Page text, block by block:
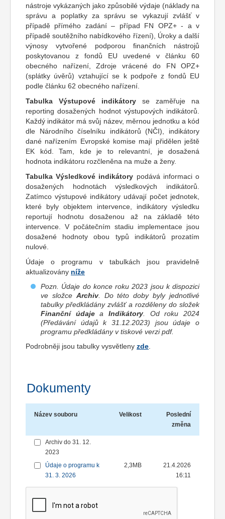
nástroje vykázaných jako způsobilé výdaje (náklady na
správu a poplatky za správu se vykazují zvlášť v
případě přímého zadání – případ FN OPZ+ - a v
případě soutěžního nabídkového řízení), Úroky a další
výnosy vytvořené podporou finančních nástrojů
poskytovanou z fondů EU uvedené v článku 60
obecného nařízení, Zdroje vrácené do FN OPZ+
(splátky úvěrů) vztahující se k podpoře z fondů EU
podle článku 62 obecného nařízení.
Tabulka Výstupové indikátory se zaměřuje na
reporting dosažených hodnot výstupových indikátorů.
Každý indikátor má svůj název, měrnou jednotku a kód
dle Národního číselníku indikátorů (NČI), indikátory
dané nařízením Evropské komise mají přidělen ještě
EK kód. Tam, kde je to relevantní, je dosažená
hodnota indikátoru rozčleněna na muže a ženy.
Tabulka Výsledkové indikátory podává informaci o
dosažených hodnotách výsledkových indikátorů.
Zatímco výstupové indikátory udávají počet jednotek,
které byly objektem intervence, indikátory výsledku
reportují hodnotu dosaženou až na základě této
intervence. V počátečním stadiu implementace jsou
dosažené hodnoty obou typů indikátorů prozatím
nulové.
Údaje o programu v tabulkách jsou pravidelně
aktualizovány níže
Pozn. Údaje do konce roku 2023 jsou k dispozici
ve složce Archiv. Do této doby byly jednotlivé
tabulky předkládány zvlášť a rozděleny do složek
Finanční údajeaIndikátory . Od roku 2024
(Předávání údajů k 31.12.2023) jsou údaje o
programu předkládány v tiskové verzi pdf.
Podrobněji jsou tabulky vysvětleny zde
Dokumenty
Název souboru Velikost
Poslední
změna
Archiv do 31. 12.
2023
Údaje o programu k
31. 3. 2026
2,3MB
21.4.2026
16:11